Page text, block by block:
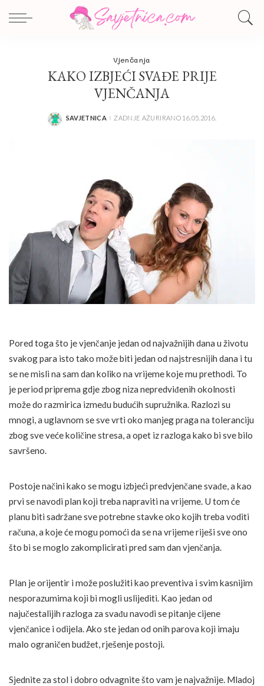
Vjenčanja
KAKO IZBJEĆI SVAĐE PRIJE
VJENČANJA
POSTED
SAVJETNICA ZADNJE AŽURIRANO 16.05.2016.
Pored toga što je vjenčanje jedan od najvažnijih dana u životu
svakog para isto tako može biti jedan od najstresnijih dana i tu
se ne misli na sam dan koliko na vrijeme koje mu prethodi. To
je period priprema gdje zbog niza nepredviđenih okolnosti
može do razmirica između budućih supružnika. Razlozi su
mnogi, a uglavnom se sve vrti oko manjeg praga na toleranciju
zbog sve veće količine stresa, a opet iz razloga kako bi sve bilo
savršeno.
Postoje načini kako se mogu izbjeći predvjenčane svađe, a kao
prvi se navodi plan koji treba napraviti na vrijeme. U tom će
planu biti sadržane sve potrebne stavke oko kojih treba voditi
računa, a koje će mogu pomoći da se na vrijeme riješi sve ono
što bi se moglo zakomplicirati pred sam dan vjenčanja.
Plan je orijentir i može poslužiti kao preventiva i svim kasnijim
nesporazumima koji bi mogli uslijediti. Kao jedan od
najučestalijih razloga za svađu navodi se pitanje cijene
vjenčanice i odijela. Ako ste jedan od onih parova koji imaju
malo ograničen budžet, rješenje postoji.
Sjednite za stol i dobro odvagnite što vam je najvažnije. Mladoj